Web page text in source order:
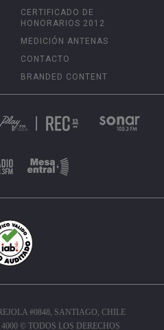
CERTIFICADO DE
HONORARIOS 2012
MEDICIÓN ANTENAS
CONTACTO
BRANDED CONTENT
#0848, SANTIAGO, CHILE
© TODOS LOS DERECHOS